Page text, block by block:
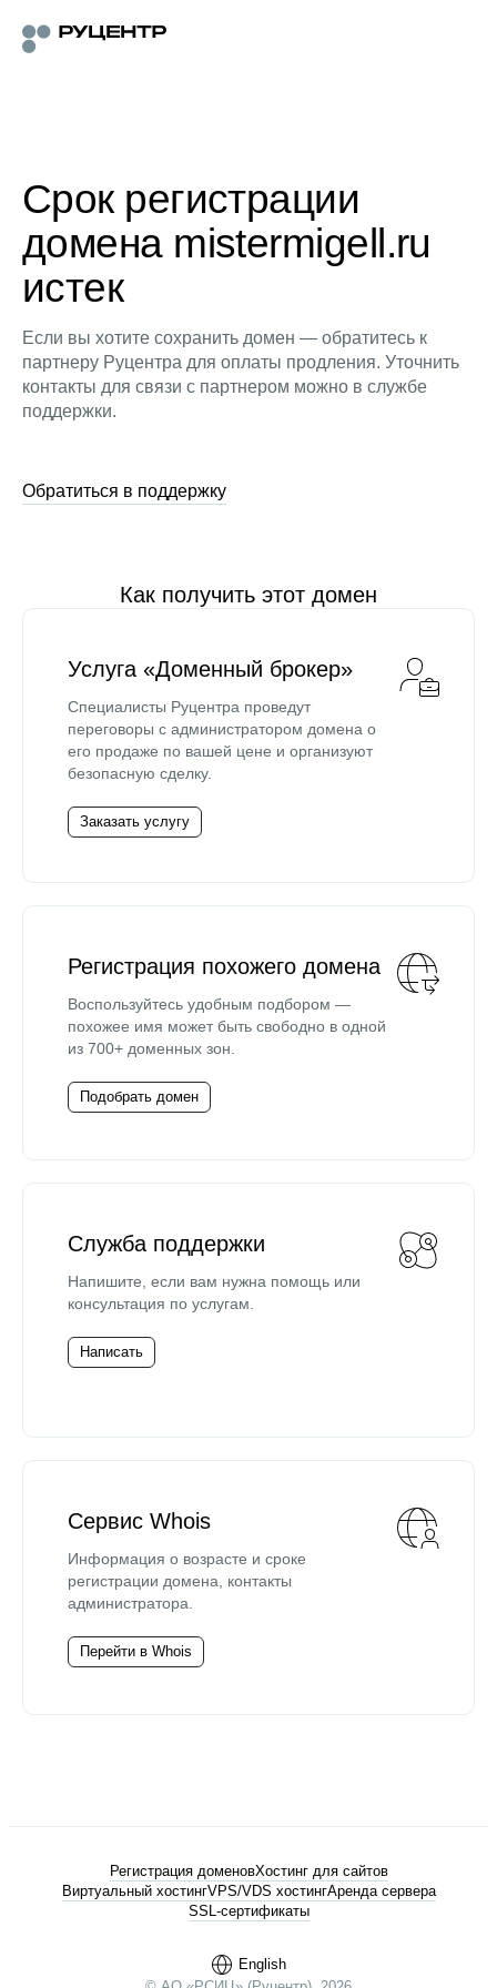
Срок регистрации
домена mistermigell.ru
истек
Если вы хотите сохранить домен — обратитесь к
партнеру Руцентра для оплаты продления. Уточнить
контакты для связи с партнером можно в службе
поддержки.
Обратиться в поддержку
Как получить этот домен
Услуга «Доменный брокер»
Специалисты Руцентра проведут
переговоры с администратором домена о
его продаже по вашей цене и организуют
безопасную сделку.
Заказать услугу
Регистрация похожего домена
Воспользуйтесь удобным подбором —
похожее имя может быть свободно в одной
из 700+ доменных зон.
Подобрать домен
Служба поддержки
Напишите, если вам нужна помощь или
консультация по услугам.
Написать
Сервис Whois
Информация о возрасте и сроке
регистрации домена, контакты
администратора.
Перейти в Whois
English
Регистрация доменовХостинг для сайтов
Виртуальный хостингVPS/VDS хостингАренда сервера
SSL-сертификаты